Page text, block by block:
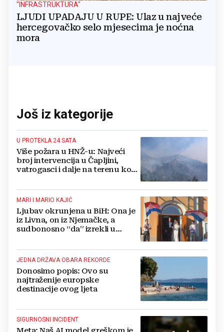
"INFRASTRUKTURA"
LJUDI UPADAJU U RUPE: Ulaz u najveće
hercegovačko selo mjesecima je noćna
mora
Još iz kategorije
U PROTEKLA 24 SATA
Više požara u HNŽ-u: Najveći
broj intervencija u Čapljini,
vatrogasci i dalje na terenu kod
MARI I MARIO KAJIĆ
Ljubav okrunjena u BiH: Ona je
iz Livna, on iz Njemačke, a
sudbonosno “da” izrekli u
JEDNA DRŽAVA OBARA REKORDE
Donosimo popis: Ovo su
najtraženije europske
destinacije ovog ljeta
SIGURNOSNI INCIDENT